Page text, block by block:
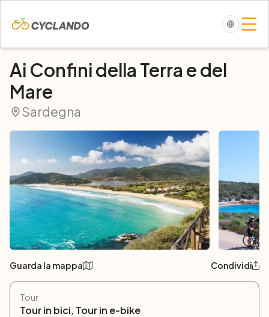
Ai Confini della Terra e del
Mare
Sardegna
Guarda la mappa Condividi
Tour
Tour in bici, Tour in e-bike